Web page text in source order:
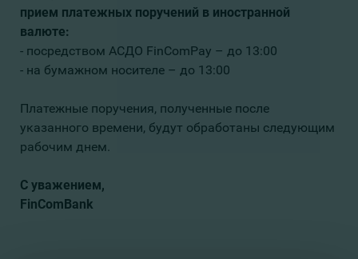
прием платежных поручений в иностранной
валюте:
- посредством АСДО FinComPay – до 13:00
- на бумажном носителе – до 13:00
Платежные поручения, полученные после
указанного времени, будут обработаны следующим
рабочим днем.
С уважением,
FinComBank